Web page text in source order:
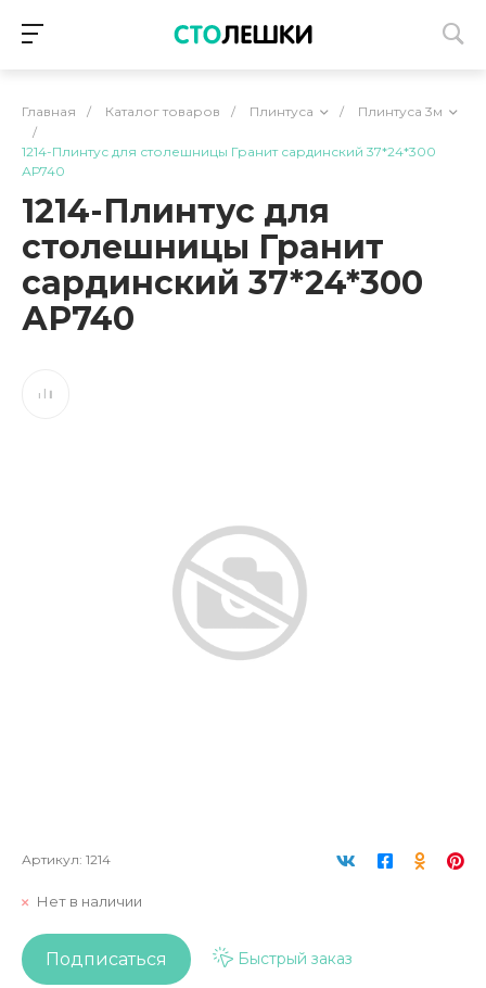
Главная / Каталог товаров / Плинтуса /
Плинтуса 3м
/
1214-Плинтус для столешницы Гранит сардинский 37*24*300
АР740
1214-Плинтус для
столешницы Гранит
сардинский 37*24*300
АР740
Артикул: 1214
Нет в наличии
Подписаться Быстрый заказ